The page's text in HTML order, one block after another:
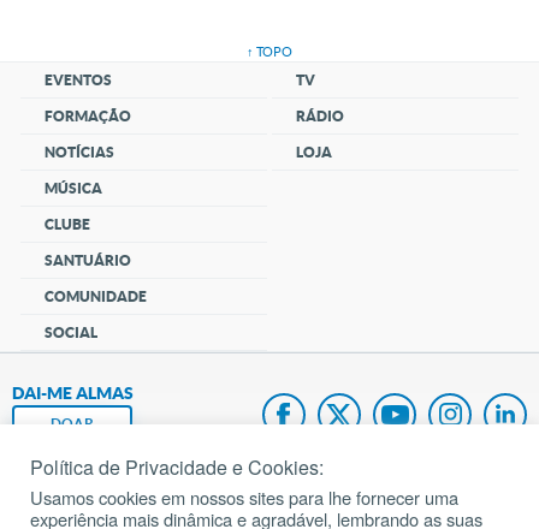
↑ TOPO
EVENTOS
FORMAÇÃO
NOTÍCIAS
MÚSICA
CLUBE
SANTUÁRIO
COMUNIDADE
SOCIAL
TV
RÁDIO
LOJA
DAI-ME ALMAS
DOAR
Fundação João Paulo II
Política de Privacidade e Cookies:
Usamos cookies em nossos sites para lhe fornecer uma
experiência mais dinâmica e agradável, lembrando as suas